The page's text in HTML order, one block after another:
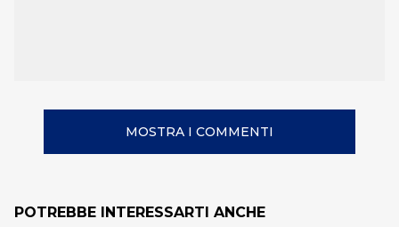
MOSTRA I COMMENTI
POTREBBE INTERESSARTI ANCHE